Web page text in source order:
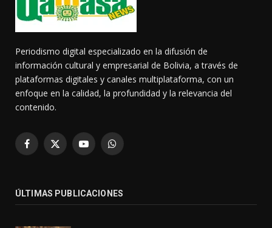
Periodismo digital especializado en la difusión de
información cultural y empresarial de Bolivia, a través de
plataformas digitales y canales multiplataforma, con un
enfoque en la calidad, la profundidad y la relevancia del
contenido.
Facebook
X
YouTubeWhatsApp
ÚLTIMAS PUBLICACIONES